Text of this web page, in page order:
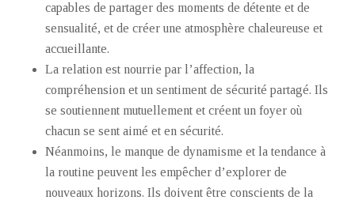
capables de partager des moments de détente et de
sensualité, et de créer une atmosphère chaleureuse et
accueillante.
La relation est nourrie par l’affection, la
compréhension et un sentiment de sécurité partagé. Ils
se soutiennent mutuellement et créent un foyer où
chacun se sent aimé et en sécurité.
Néanmoins, le manque de dynamisme et la tendance à
la routine peuvent les empêcher d’explorer de
nouveaux horizons. Ils doivent être conscients de la